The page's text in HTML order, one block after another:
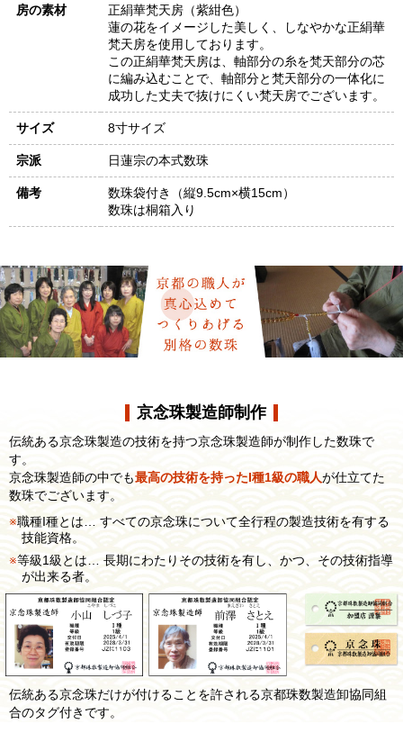
房の素材
正絹華梵天房（紫紺色）
蓮の花をイメージした美しく、しなやかな正絹華
梵天房を使用しております。
この正絹華梵天房は、軸部分の糸を梵天部分の芯
に編み込むことで、軸部分と梵天部分の一体化に
成功した丈夫で抜けにくい梵天房でございます。
サイズ 8寸サイズ
宗派 日蓮宗の本式数珠
備考
数珠袋付き（縦9.5cm×横15cm）
数珠は桐箱入り
京念珠製造師制作
伝統ある京念珠製造の技術を持つ京念珠製造師が制作した数珠で
す。
京念珠製造師の中でも最高の技術を持ったI種1級の職人が仕立てた
数珠でございます。
職種I種とは… すべての京念珠について全行程の製造技術を有する
技能資格。
等級1級とは… 長期にわたりその技術を有し、かつ、その技術指導
が出来る者。
伝統ある京念珠だけが付けることを許される京都珠数製造卸協同組
合のタグ付きです。